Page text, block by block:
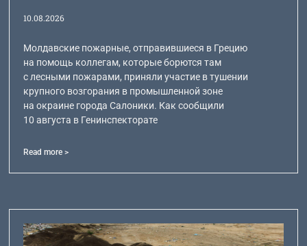
10.08.2026
Молдавские пожарные, отправившиеся в Грецию
на помощь коллегам, которые борются там
с лесными пожарами, приняли участие в тушении
крупного возгорания в промышленной зоне
на окраине города Салоники. Как сообщили
10 августа в Генинспекторате
Read more >